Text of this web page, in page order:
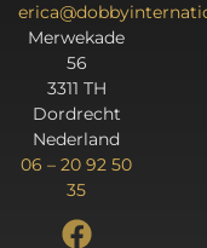
Merwekade
56
3311 TH
Dordrecht
Nederland
06 – 20 92 50
35